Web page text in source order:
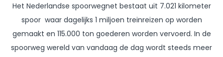
Het Nederlandse spoorwegnet bestaat uit 7.021 kilometer
spoor waar dagelijks 1 miljoen treinreizen op worden
gemaakt en 115.000 ton goederen worden vervoerd. In de
spoorweg wereld van vandaag de dag wordt steeds meer